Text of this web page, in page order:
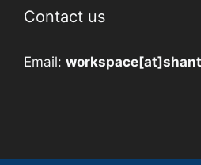
Contact us
Email: